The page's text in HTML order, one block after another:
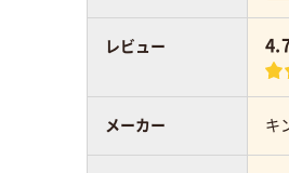
キ
レビュー
メーカー